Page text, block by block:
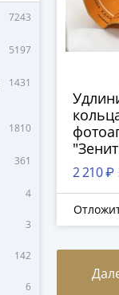
7243
5197
1431
1810
361
4
3
142
6
г.
2 210 ₽